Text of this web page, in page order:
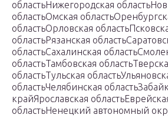
областьНижегородская
областьОмская
областьОрловская
областьРязанская
областьСахалинская
областьТамбовская
областьТульская
областьЧелябинская
крайЯрославская
областьНенецкий автономный